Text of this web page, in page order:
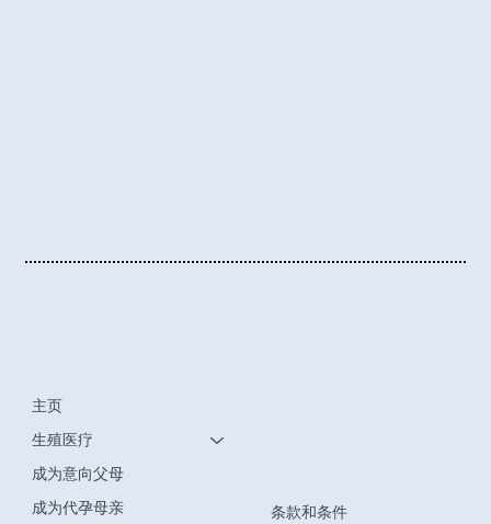
主页
生殖医疗
成为意向父母
成为代孕母亲
条款和条件